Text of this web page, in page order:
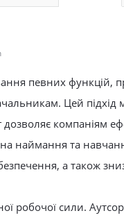
певних функцій,
Цей підхід
компаніям
наймання та
а також
робочої сили.